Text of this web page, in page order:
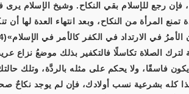
فإن رجع للإسلام بقي النكاح. وشيخ الإسلام
تمنع المرأة من النكاح، وبعد انتهاء العدة لها
الأمرُ في الارتداد في الكفر كالأمر في الإسلام»(4).
لترك الصلاة تكاسلًا فالتكفير بذلك موضعُ نزاع
فاسقًا، ولا يحكم على مثله بالردَّة، وتلك
كله بشرعية نسب أولادك، فإن لم يوجد